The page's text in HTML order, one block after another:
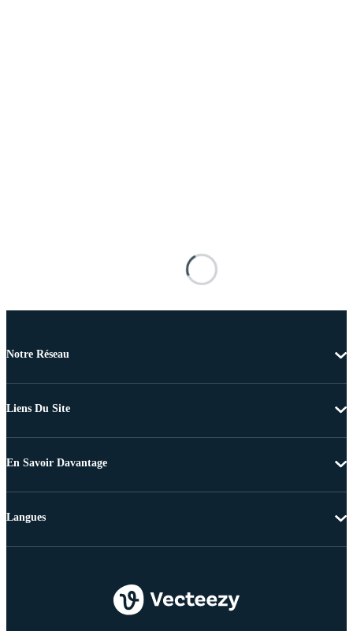
Notre Réseau
Liens Du Site
En Savoir Davantage
Langues